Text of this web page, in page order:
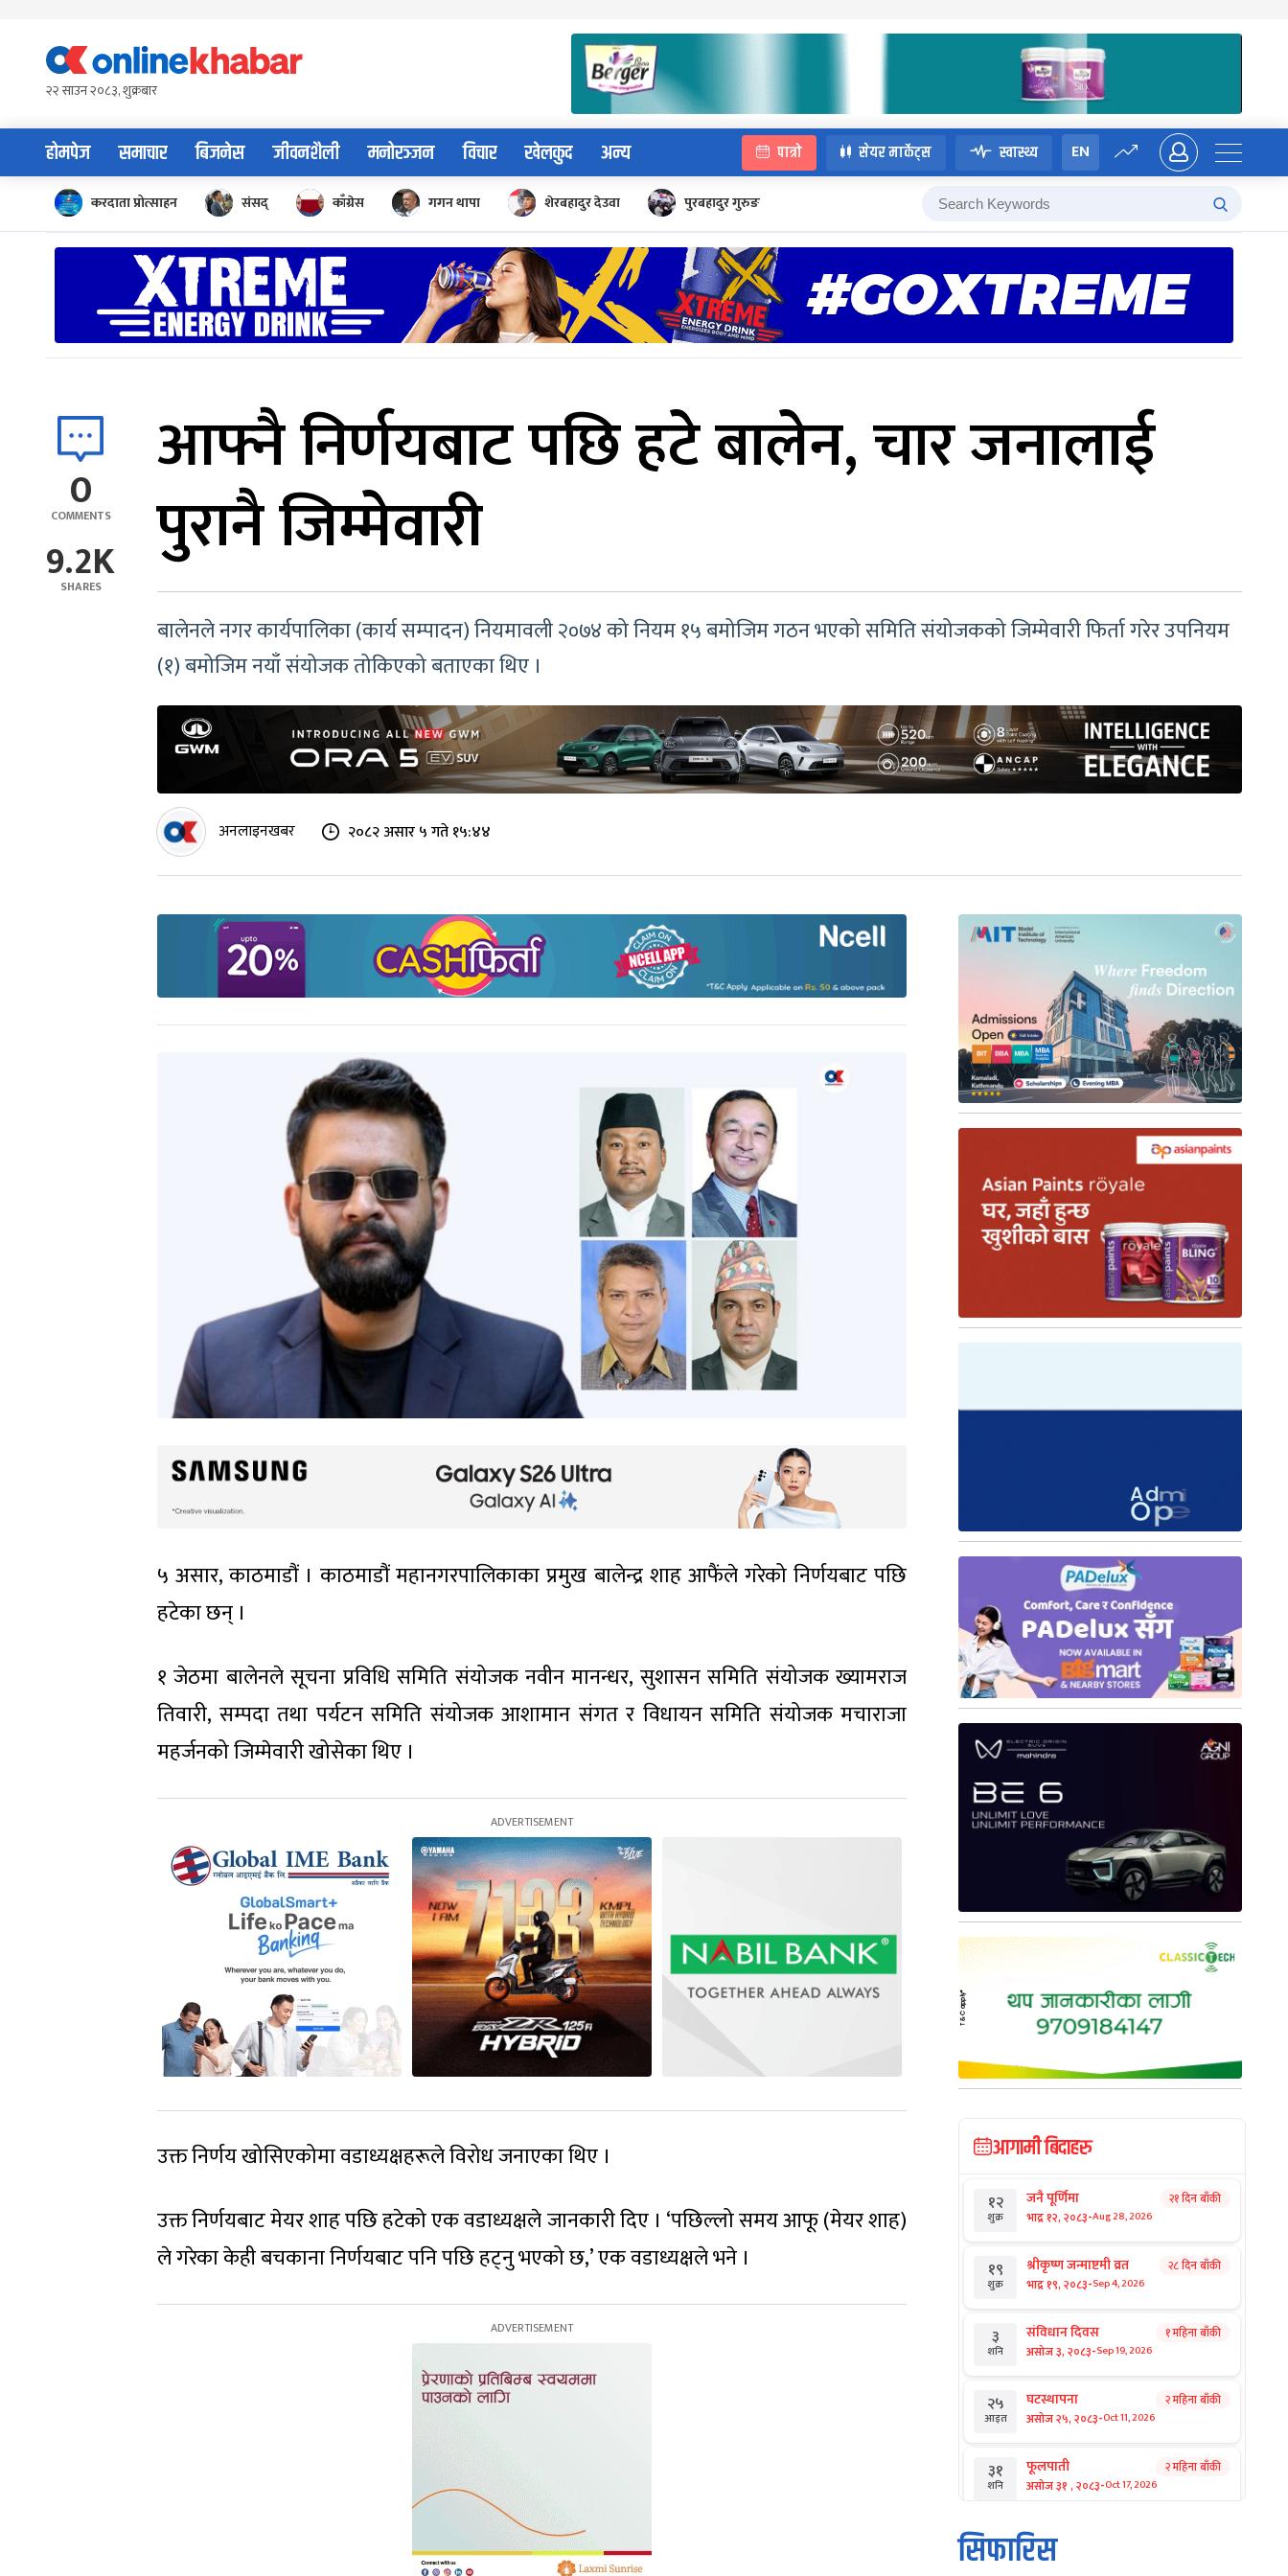
content२२ साउन २०८३, शुक्रबार
होमपेज समाचार बिजनेस जीवनशैली मनोरञ्जन विचार खेलकुद अन्य पात्रो सेयर मार्केट्स स्वास्थ्य EN
करदाता प्रोत्साहन संसद् काँग्रेस गगन थापा शेरबहादुर देउवा पुरबहादुर गुरुङ
0
COMMENTS
9.2K
SHARES
आफ्नै निर्णयबाट पछि हटे बालेन, चार जनालाई
पुरानै जिम्मेवारी
बालेनले नगर कार्यपालिका (कार्य सम्पादन) नियमावली २०७४ को नियम १५ बमोजिम गठन भएको समिति संयोजकको जिम्मेवारी फिर्ता गरेर उपनियम
(१) बमोजिम नयाँ संयोजक तोकिएको बताएका थिए ।
अनलाइनखबर २०८२ असार ५ गते १५:४४
५ असार, काठमाडौं । काठमाडौं महानगरपालिकाका प्रमुख बालेन्द्र शाह आफैंले गरेको निर्णयबाट पछि
हटेका छन् ।
१ जेठमा बालेनले सूचना प्रविधि समिति संयोजक नवीन मानन्धर, सुशासन समिति संयोजक ख्यामराज
तिवारी, सम्पदा तथा पर्यटन समिति संयोजक आशामान संगत र विधायन समिति संयोजक मचाराजा
महर्जनको जिम्मेवारी खोसेका थिए ।
उक्त निर्णय खोसिएकोमा वडाध्यक्षहरूले विरोध जनाएका थिए ।
उक्त निर्णयबाट मेयर शाह पछि हटेको एक वडाध्यक्षले जानकारी दिए । ‘पछिल्लो समय आफू (मेयर शाह)
ले गरेका केही बचकाना निर्णयबाट पनि पछि हट्नु भएको छ,’ एक वडाध्यक्षले भने ।
आगामी बिदाहरु
१२
शुक्र
जनै पूर्णिमा
भाद्र १२, २०८३-Aug 28, 2026
२१ दिन बाँकी
१९
शुक्र
श्रीकृष्ण जन्माष्टमी व्रत
भाद्र १९, २०८३-Sep 4, 2026
२८ दिन बाँकी
३
शनि
संविधान दिवस
असोज ३, २०८३-Sep 19, 2026
१ महिना बाँकी
२५
आइत
घटस्थापना
असोज २५, २०८३-Oct 11, 2026
२ महिना बाँकी
३१
शनि
फूलपाती
असोज ३१ , २०८३-Oct 17, 2026
२ महिना बाँकी
१
आइत
कार्तिक सङ्क्रान्ति
कार्तिक १, २०८३
सिफारिस